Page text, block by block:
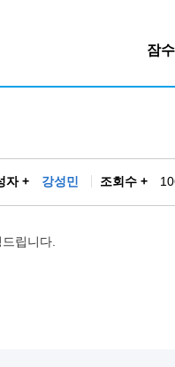
잠
자 + 강성민 조회수 +
립니다.